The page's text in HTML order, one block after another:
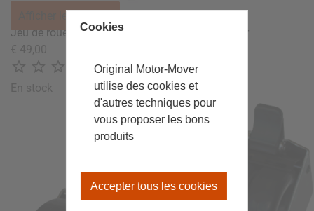
Jeu de roues doubles | Roue arrière Motor-Mover
€ 49,00
    (0)
En stock
Cookies
Original Motor-Mover
utilise des cookies et
d'autres techniques pour
vous proposer les bons
produits
Accepter tous les cookies